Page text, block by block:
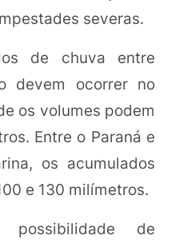
severas.
de chuva entre
devem ocorrer no
os volumes podem
Entre o Paraná e
os acumulados
e 130 milímetros.
de